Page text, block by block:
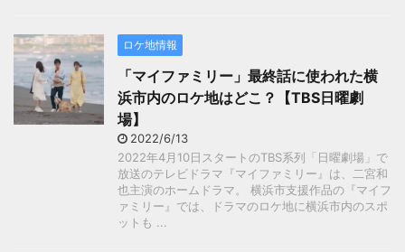
ロケ地情報
「マイファミリー」最終話に使われた横
浜市内のロケ地はどこ？【TBS日曜劇
場】
2022/6/13
2022年4月10日スタートのTBS系列「日曜劇場」で
放送のテレビドラマ『マイファミリー』は、二宮和
也主演のホームドラマ。 横浜市支援作品の『マイフ
ァミリー』では、ドラマのロケ地に横浜市内のスポ
ットも ...